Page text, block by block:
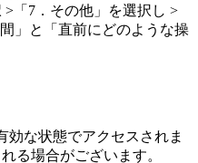
「7．その他」を選択し >
」と「直前にどのような操
な状態でアクセスされま
る場合がございます。